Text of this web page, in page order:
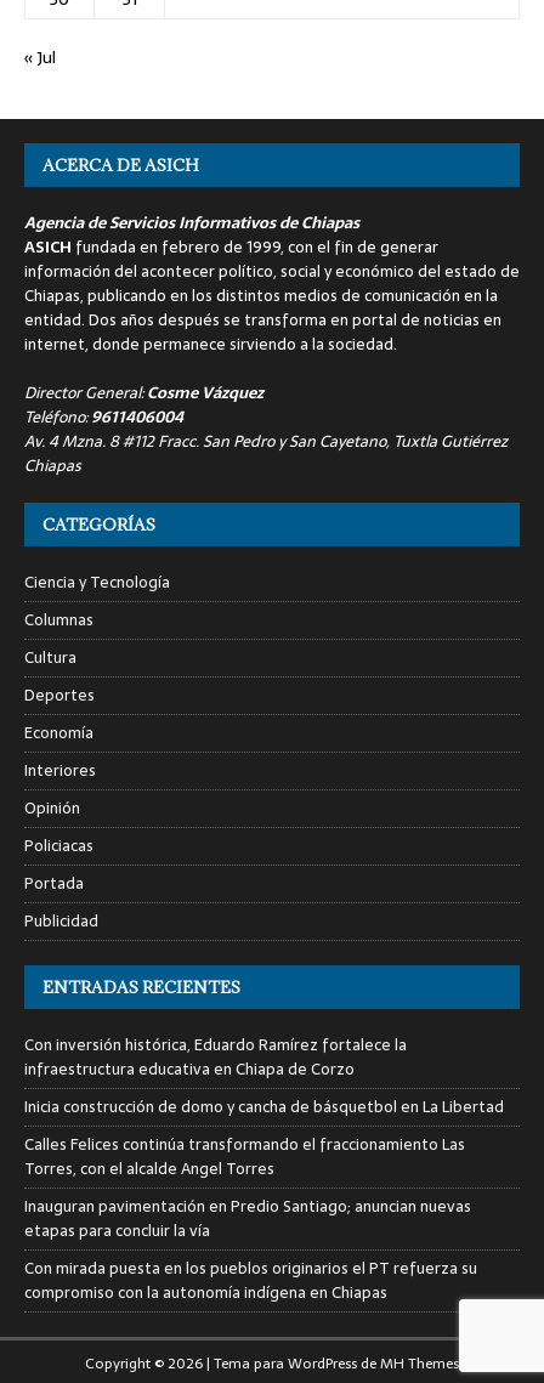
« Jul
ACERCA DE ASICH
Agencia de Servicios Informativos de Chiapas
ASICH fundada en febrero de 1999, con el fin de generar
información del acontecer político, social y económico del estado de
Chiapas, publicando en los distintos medios de comunicación en la
entidad. Dos años después se transforma en portal de noticias en
internet, donde permanece sirviendo a la sociedad.
Director General:Cosme Vázquez
Teléfono:9611406004
Av. 4 Mzna. 8 #112 Fracc. San Pedro y San Cayetano, Tuxtla Gutiérrez
Chiapas
CATEGORÍAS
Ciencia y Tecnología
Columnas
Cultura
Deportes
Economía
Interiores
Opinión
Policiacas
Portada
Publicidad
ENTRADAS RECIENTES
Con inversión histórica, Eduardo Ramírez fortalece la
infraestructura educativa en Chiapa de Corzo
Inicia construcción de domo y cancha de básquetbol en La Libertad
Calles Felices continúa transformando el fraccionamiento Las
Torres, con el alcalde Angel Torres
Inauguran pavimentación en Predio Santiago; anuncian nuevas
etapas para concluir la vía
Con mirada puesta en los pueblos originarios el PT refuerza su
compromiso con la autonomía indígena en Chiapas
Copyright © 2026 | Tema para WordPress deMH Themes